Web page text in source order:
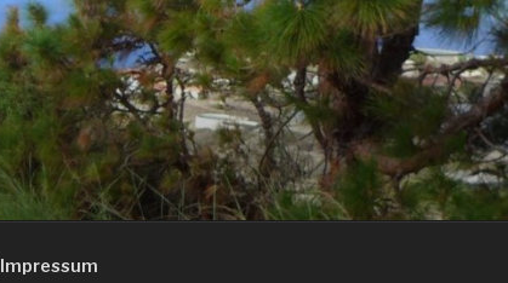
Impressum